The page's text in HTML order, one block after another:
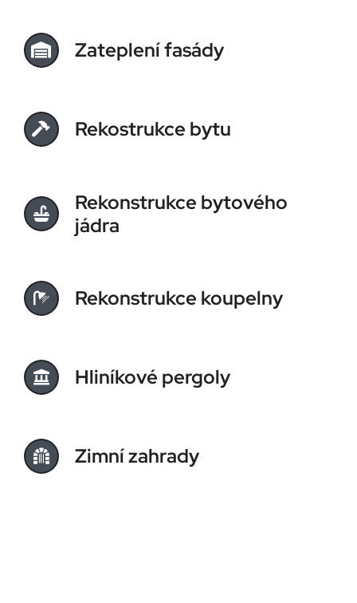
Zateplení fasády
Rekostrukce bytu
Rekonstrukce bytového
jádra
Rekonstrukce koupelny
Hliníkové pergoly
Zimní zahrady